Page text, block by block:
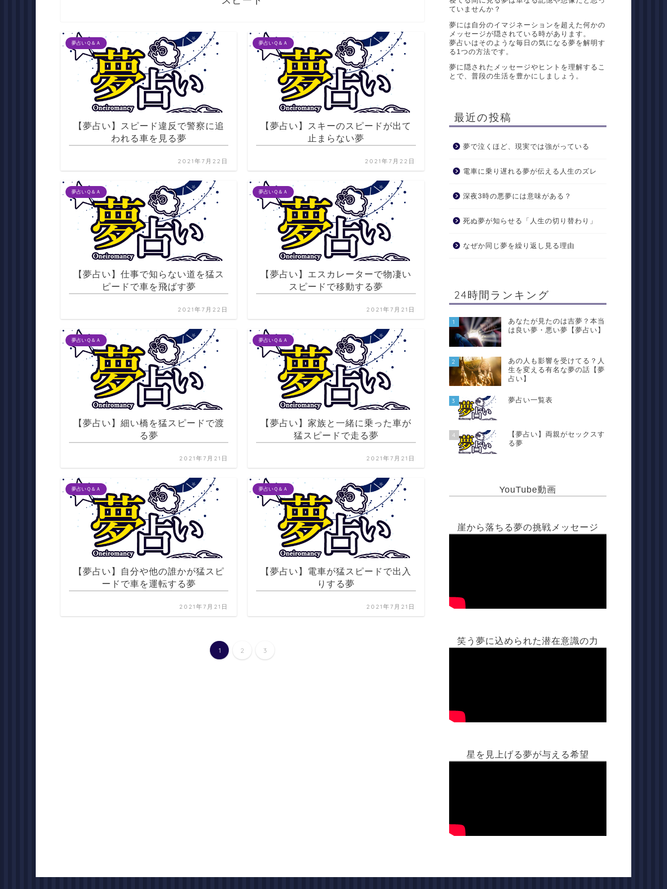
夢占いＱ＆Ａ
【夢占い】スピード違反で警察に追
われる車を見る夢
2021年7月22日
夢占いＱ＆Ａ
【夢占い】スキーのスピードが出て
止まらない夢
2021年7月22日
夢占いＱ＆Ａ
【夢占い】仕事で知らない道を猛ス
ピードで車を飛ばす夢
2021年7月22日
夢占いＱ＆Ａ
【夢占い】エスカレーターで物凄い
スピードで移動する夢
2021年7月21日
夢占いＱ＆Ａ
【夢占い】細い橋を猛スピードで渡
る夢
2021年7月21日
夢占いＱ＆Ａ
【夢占い】家族と一緒に乗った車が
猛スピードで走る夢
2021年7月21日
夢占いＱ＆Ａ
【夢占い】自分や他の誰かが猛スピ
ードで車を運転する夢
2021年7月21日
夢占いＱ＆Ａ
【夢占い】電車が猛スピードで出入
りする夢
2021年7月21日
1 2 3
ていませんか？
夢には自分のイマジネーションを超えた何かの
メッセージが隠されている時があります。
夢占いはそのような毎日の気になる夢を解明す
る1つの方法です。
夢に隠されたメッセージやヒントを理解するこ
とで、普段の生活を豊かにしましょう。
最近の投稿
夢で泣くほど、現実では強がっている
電車に乗り遅れる夢が伝える人生のズレ
深夜3時の悪夢には意味がある？
死ぬ夢が知らせる「人生の切り替わり」
なぜか同じ夢を繰り返し見る理由
24時間ランキング
1
あなたが見たのは吉夢？本当
は良い夢・悪い夢【夢占い】
2
あの人も影響を受けてる？人
生を変える有名な夢の話【夢
占い】
3 夢占い一覧表
4
【夢占い】両親がセックスす
る夢
YouTube動画
崖から落ちる夢の挑戦メッセージ
笑う夢に込められた潜在意識の力
星を見上げる夢が与える希望